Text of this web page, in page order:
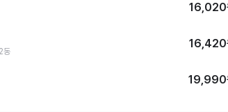
16,020
동
16,420
19,990